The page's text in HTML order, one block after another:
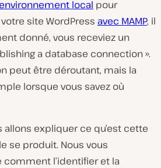
local pour
site WordPress avec MAMP, il
donné, vous receviez un
a database connection ».
peut être déroutant, mais la
lorsque vous savez où
allons expliquer ce qu’est cette
se produit. Nous vous
l’identifier et la